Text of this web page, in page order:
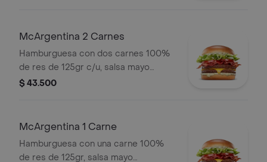
Acompañada de papas fritas
medianas y bebida mediana a
elección.
McArgentina 2 Carnes
Hamburguesa con dos carnes 100%
de res de 125gr c/u, salsa mayo
chimichurri, cebolla fresca, lechuga,
$ 43.500
McArgentina 1 Carne
Hamburguesa con una carne 100%
de res de 125gr, salsa mayo